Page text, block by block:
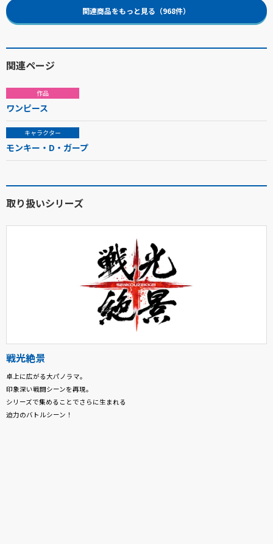
関連商品をもっと見る（968件）
関連ページ
作品
ワンピース
キャラクター
モンキー・D・ガープ
取り扱いシリーズ
戦光絶景
卓上に広がる大パノラマ。
印象深い戦闘シーンを再現。
シリーズで集めることでさらに生まれる
迫力のバトルシーン！